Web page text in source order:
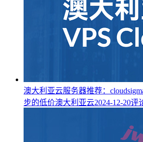
澳大利亚云服务器推荐：
步的低价澳大利亚云2024-12-20评